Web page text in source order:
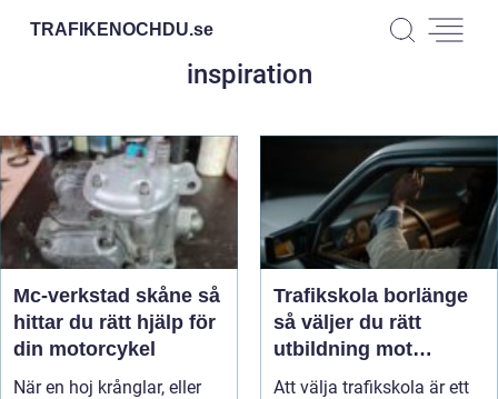
TRAFIKENOCHDU.se
inspiration
Mc-verkstad skåne så
hittar du rätt hjälp för
din motorcykel
När en hoj krånglar, eller
Trafikskola borlänge
så väljer du rätt
utbildning mot
körkort
Att välja trafikskola är ett